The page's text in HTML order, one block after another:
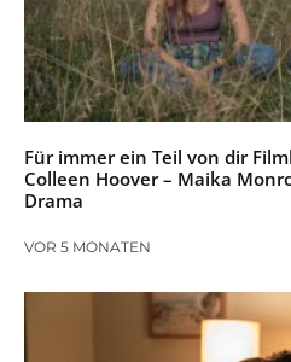
Für immer ein Teil von dir
Colleen Hoover – Maika
Drama
VOR 5 MONATEN